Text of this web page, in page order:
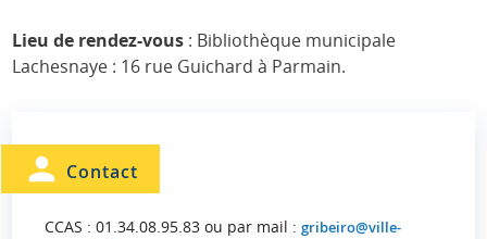
Lieu de rendez-vous : Bibliothèque municipale
Lachesnaye : 16 rue Guichard à Parmain.
Contact
CCAS : 01.34.08.95.83 ou par mail :gribeiro@ville-